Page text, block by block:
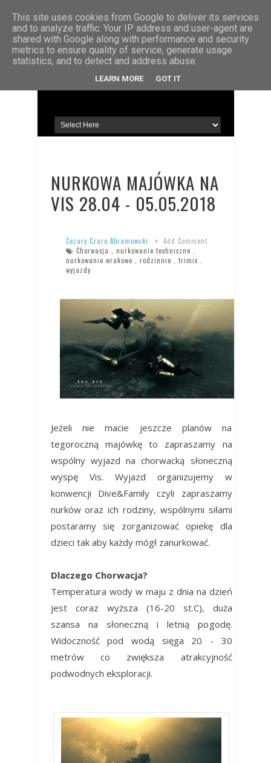
STRONA GŁÓWNA KONTAKT O MNIE
NURKOWA MAJÓWKA NA
VIS 28.04 - 05.05.2018
Cezary Czaro Abramowski
Add Comment
Chorwacja , nurkowanie techniczne ,
nurkowanie wrakowe , rodzinnie , trimix ,
wyjazdy
Jeżeli nie macie jeszcze planów na
tegoroczną majówkę to zapraszamy na
wspólny wyjazd na chorwacką słoneczną
wyspę Vis. Wyjazd organizujemy w
konwencji Dive&Family czyli zapraszamy
nurków oraz ich rodziny, wspólnymi siłami
postaramy się zorganizować opiekę dla
dzieci tak aby każdy mógł zanurkować.
Dlaczego Chorwacja?
Temperatura wody w maju z dnia na dzień
jest coraz wyższa (16-20 st.C), duża
szansa na słoneczną i letnią pogodę.
Widoczność pod wodą sięga 20 - 30
metrów co zwiększa atrakcyjność
podwodnych eksploracji.
This site uses cookies from Google to deliver its services
and to analyze traffic. Your IP address and user-agent are
shared with Google along with performance and security
metrics to ensure quality of service, generate usage
statistics, and to detect and address abuse.
LEARN MORE GOT IT